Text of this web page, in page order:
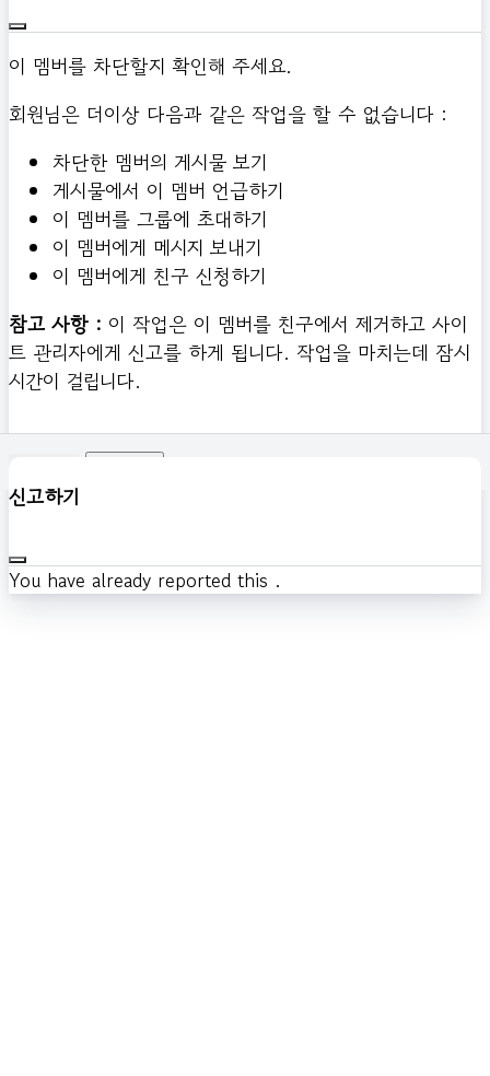
이 멤버를 차단할지 확인해 주세요.
회원님은 더이상 다음과 같은 작업을 할 수 없습니다 :
차단한 멤버의 게시물 보기
게시물에서 이 멤버 언급하기
이 멤버를 그룹에 초대하기
이 멤버에게 메시지 보내기
이 멤버에게 친구 신청하기
참고 사항 : 이 작업은 이 멤버를 친구에서 제거하고 사이
트 관리자에게 신고를 하게 됩니다. 작업을 마치는데 잠시
시간이 걸립니다.
신고하기
You have already reported this .